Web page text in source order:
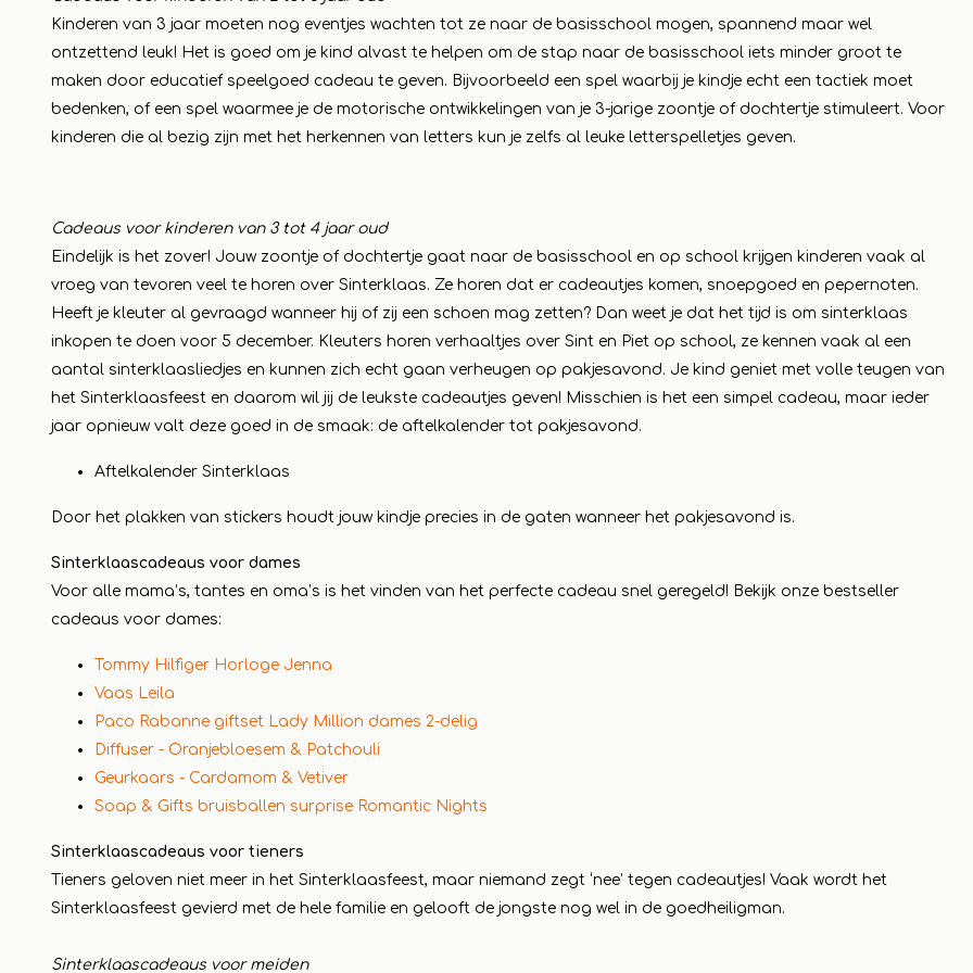
Kinderen van 3 jaar moeten nog eventjes wachten tot ze naar de basisschool mogen, spannend maar wel
ontzettend leuk! Het is goed om je kind alvast te helpen om de stap naar de basisschool iets minder groot te
maken door educatief speelgoed cadeau te geven. Bijvoorbeeld een spel waarbij je kindje echt een tactiek moet
bedenken, of een spel waarmee je de motorische ontwikkelingen van je 3-jarige zoontje of dochtertje stimuleert. Voor
kinderen die al bezig zijn met het herkennen van letters kun je zelfs al leuke letterspelletjes geven.
Cadeaus voor kinderen van 3 tot 4 jaar oud
Eindelijk is het zover! Jouw zoontje of dochtertje gaat naar de basisschool en op school krijgen kinderen vaak al
vroeg van tevoren veel te horen over Sinterklaas. Ze horen dat er cadeautjes komen, snoepgoed en pepernoten.
Heeft je kleuter al gevraagd wanneer hij of zij een schoen mag zetten? Dan weet je dat het tijd is om sinterklaas
inkopen te doen voor 5 december. Kleuters horen verhaaltjes over Sint en Piet op school, ze kennen vaak al een
aantal sinterklaasliedjes en kunnen zich echt gaan verheugen op pakjesavond. Je kind geniet met volle teugen van
het Sinterklaasfeest en daarom wil jij de leukste cadeautjes geven! Misschien is het een simpel cadeau, maar ieder
jaar opnieuw valt deze goed in de smaak: de aftelkalender tot pakjesavond.
Aftelkalender Sinterklaas
Door het plakken van stickers houdt jouw kindje precies in de gaten wanneer het pakjesavond is.
Sinterklaascadeaus voor dames
Voor alle mama’s, tantes en oma’s is het vinden van het perfecte cadeau snel geregeld! Bekijk onze bestseller
cadeaus voor dames:
Tommy Hilfiger Horloge Jenna
Vaas Leila
Paco Rabanne giftset Lady Million dames 2-delig
Diffuser - Oranjebloesem & Patchouli
Geurkaars - Cardamom & Vetiver
Soap & Gifts bruisballen surprise Romantic Nights
Sinterklaascadeaus voor tieners
Tieners geloven niet meer in het Sinterklaasfeest, maar niemand zegt ‘nee’ tegen cadeautjes! Vaak wordt het
Sinterklaasfeest gevierd met de hele familie en gelooft de jongste nog wel in de goedheiligman.
Sinterklaascadeaus voor meiden